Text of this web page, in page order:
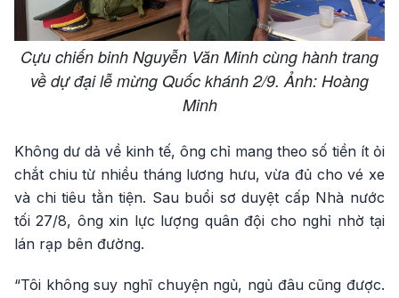
Cựu chiến binh Nguyễn Văn Minh cùng hành trang
về dự đại lễ mừng Quốc khánh 2/9. Ảnh: Hoàng
Minh
Không dư dả về kinh tế, ông chỉ mang theo số tiền ít ỏi
chắt chiu từ nhiều tháng lương hưu, vừa đủ cho vé xe
và chi tiêu tằn tiện. Sau buổi sơ duyệt cấp Nhà nước
tối 27/8, ông xin lực lượng quân đội cho nghỉ nhờ tại
lán rạp bên đường.
“Tôi không suy nghĩ chuyện ngủ, ngủ đâu cũng được.